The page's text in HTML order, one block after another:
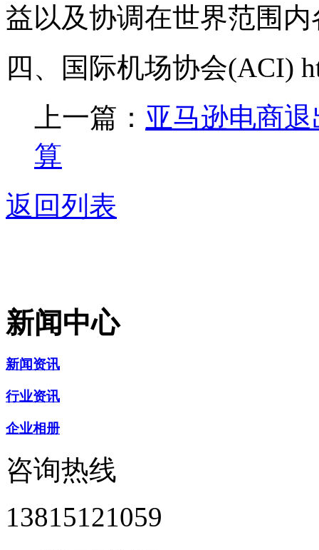
益以及协调在世界范围
四、国际机场协会(ACI)
上一篇： 亚马逊电商
算
返回列表
新闻中心
新闻资讯
行业资讯
企业相册
咨询热线
13815121059